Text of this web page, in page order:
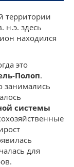
территории
н.э. здесь
находился
это
Полоп.
занимались
системы
для